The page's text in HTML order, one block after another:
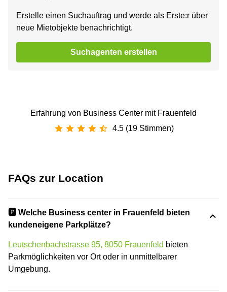
Erstelle einen Suchauftrag und werde als Erste:r über
neue Mietobjekte benachrichtigt.
Suchagenten erstellen
Erfahrung von Business Center mit Frauenfeld
4.5 (19 Stimmen)
FAQs zur Location
🅿️ Welche Business center in Frauenfeld bieten
kundeneigene Parkplätze?
Leutschenbachstrasse 95, 8050 Frauenfeld bieten
Parkmöglichkeiten vor Ort oder in unmittelbarer
Umgebung.